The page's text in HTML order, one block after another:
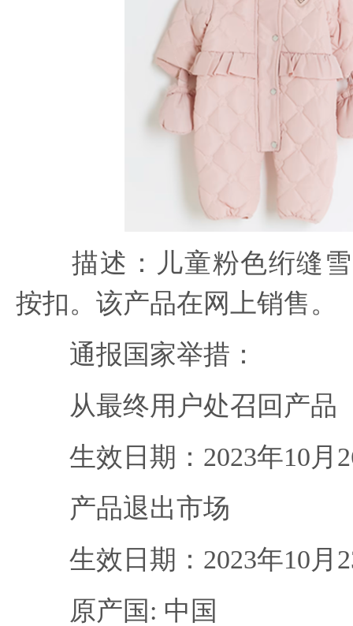
描述：儿童粉色绗缝雪
按扣。该产品在网上销售。
通报国家举措：
从最终用户处召回产品
生效日期：2023年10月
产品退出市场
生效日期：2023年10月
原产国: 中国